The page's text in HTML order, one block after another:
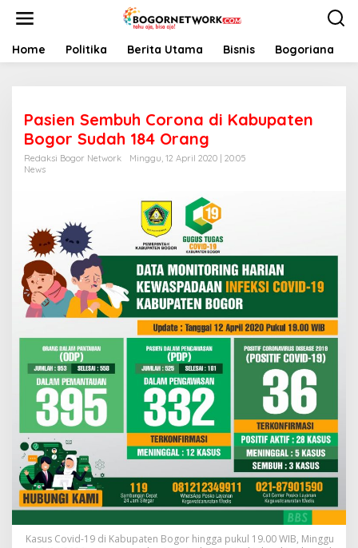
t
Home Politika Berita Utama Bisnis Bogoriana
Pasien Sembuh Corona di Kabupaten
Bogor Sudah 184 Orang
Redaksi Bogor Network
Minggu, 12 April 2020 | 20:05
News
Kasus Covid-19 di Kabupaten Bogor hingga pukul 19.00 WIB, Minggu